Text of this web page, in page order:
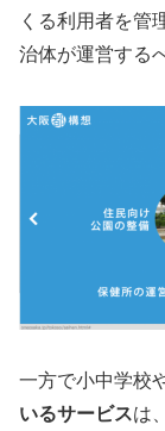
くる利用者を管
治体が運営する
一方で小中学校
いるサービスは